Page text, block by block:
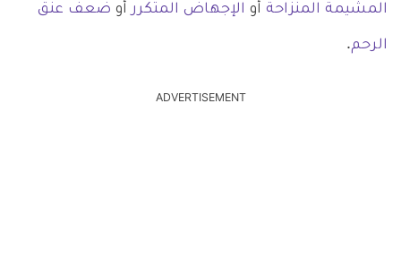
المشيمة المنزاحة أو الإجهاض المتكرر أو ضعف عنق
الرحم.
ADVERTISEMENT